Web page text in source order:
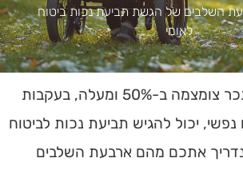
השלבים של הגשת תביעת נכות ביטוח
לאומי
מי שיכולתו להשתכר צומצמה ב-50% ומעלה, בעקבות
או נפשי, יכול להגיש תביעת נכות לביטוח
נדריך אתכם מהם ארבעת השלבים